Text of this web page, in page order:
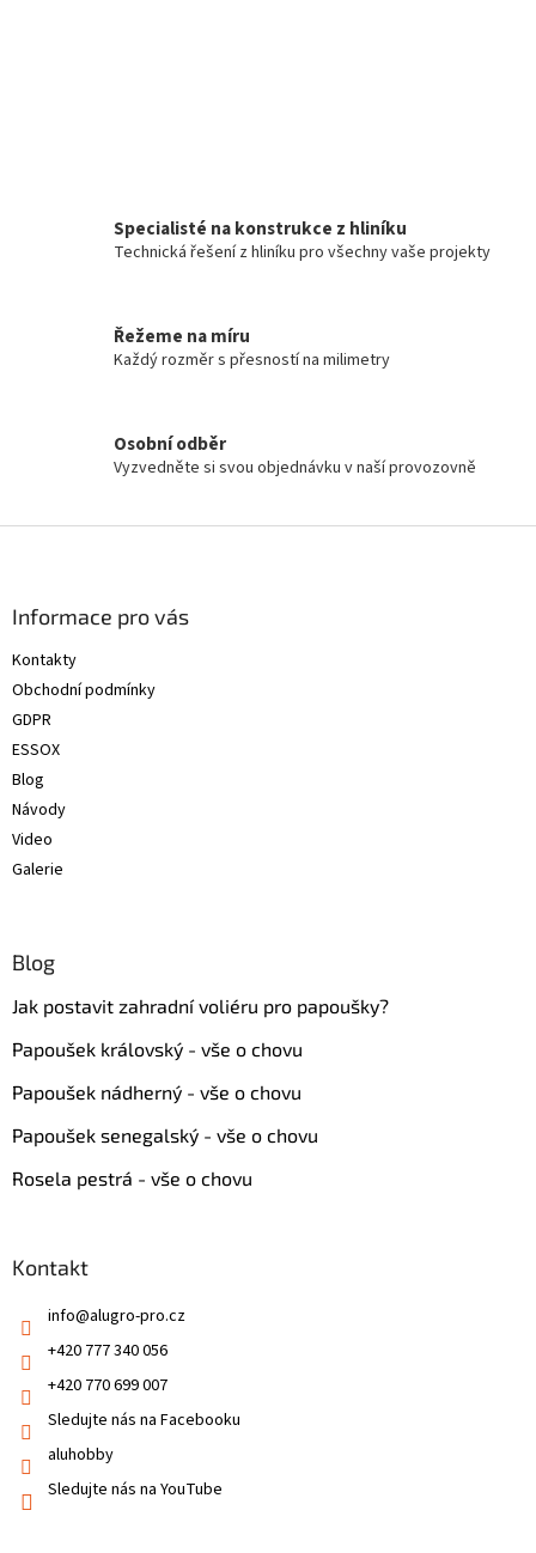
Specialisté na konstrukce z hliníku
Technická řešení z hliníku pro všechny vaše projekty
Řežeme na míru
Každý rozměr s přesností na milimetry
Osobní odběr
Vyzvedněte si svou objednávku v naší provozovně
Informace pro vás
Kontakty
Obchodní podmínky
GDPR
ESSOX
Blog
Návody
Video
Galerie
Blog
Jak postavit zahradní voliéru pro papoušky?
Papoušek královský - vše o chovu
Papoušek nádherný - vše o chovu
Papoušek senegalský - vše o chovu
Rosela pestrá - vše o chovu
Kontakt
info@alugro-pro.cz
+420 777 340 056
+420 770 699 007
Sledujte nás na Facebooku
aluhobby
Sledujte nás na YouTube